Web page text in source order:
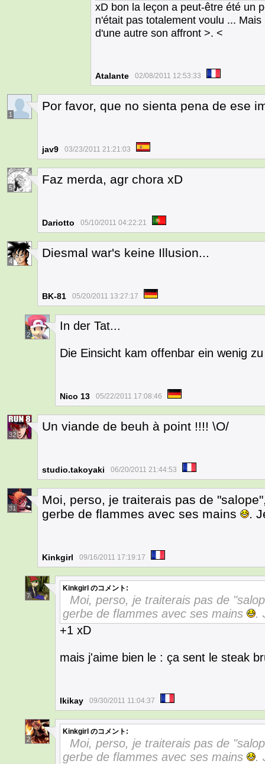
xD bon la leçon a peut-être été un
n'était pas totalement voulu ...
d'une autre son affront >. <
Atalante 02/08/2011 12:53:33
1
Por favor, que no sienta pena de ese
jav9 03/23/2011 21:21:03
5
Faz merda, agr chora xD
Dariotto 05/10/2011 04:22:21
4
Diesmal war's keine Illusion...
BK-81 05/20/2011 13:27:17
2
In der Tat...
Die Einsicht kam offenbar ein wenig
Nico 13 05/22/2011 17:08:46
32
Un viande de beuh à point !!!! \O/
studio.takoyaki 06/20/2011 21:44:53
31
Moi, perso, je traiterais pas de
gerbe de flammes avec ses mains
.
Kinkgirl 09/16/2011 17:19:17
7
Kinkgirl のコメント:
Moi, perso, je traiterais pas de
gerbe de flammes avec ses mains
.
+1 xD
mais j'aime bien le : ça sent le steak
Ikikay 09/30/2011 11:04:37
2
Kinkgirl のコメント:
Moi, perso, je traiterais pas de
gerbe de flammes avec ses mains
.